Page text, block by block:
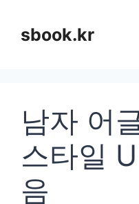
sbook.kr
남자 어
스타일
음